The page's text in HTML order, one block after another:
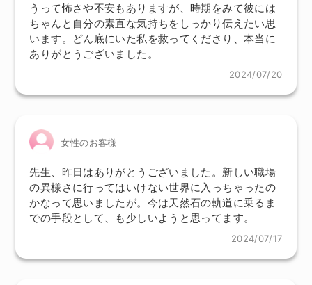
うって怖さや不安もありますが、時期をみて彼には
ちゃんと自分の素直な気持ちをしっかり伝えたい思
います。どん底にいた私を救ってくださり、本当に
ありがとうございました。
2024/07/20
女性のお客様
先生、昨日はありがとうございました。新しい職場
の異様さに行ってはいけない世界に入っちゃったの
かなって思いましたが。今は天然石の軌道に乗るま
での手段として、も少しいようと思ってます。
2024/07/17